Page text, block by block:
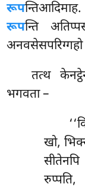
रूप
रूपन्ति
अनवसेसपरिग्गहो
तत्थ
भगवता –
खो,